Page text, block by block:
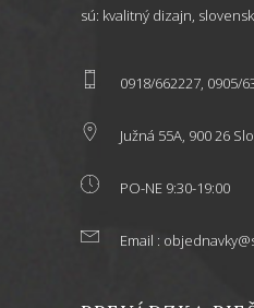
sú: kvalitný dizajn,
0918/662227, 0905/
Južná 55A, 900 26
PO-NE 9:30-19:00
Email :